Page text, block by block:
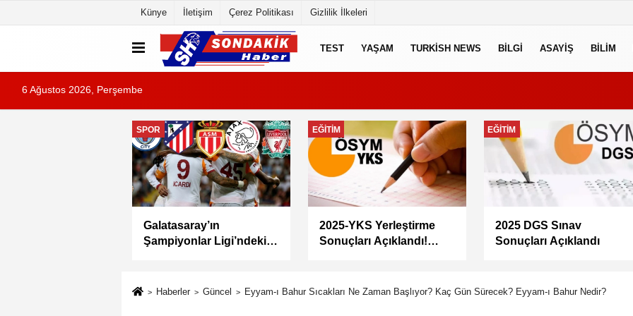
Künye İletişim Çerez Politikası Gizlilik İlkeleri
TEST YAŞAM TURKISH NEWS BILGI ASAYIŞ BILIM
6 Ağustos 2026, Perşembe
EĞITIM
Yabancı öğrenciler için
Türkçe öğretiminde yeni
EKONOMI
Memur maaşları artacak
mı? Memur-Sen Başkanı
önerisi
GÜNCEL
Doğacan Taşpınar neden
öldü, kimdir, evli mi?
kaybetti
Haberler Güncel Eyyam-ı Bahur Sıcakları Ne Zaman Başlıyor? Kaç Gün Sürecek? Eyyam-ı Bahur Nedir?